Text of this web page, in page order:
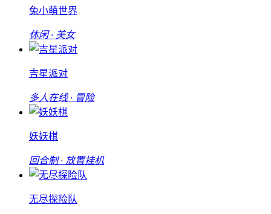
兔小萌世界
休闲 · 美女
吉星派对
多人在线 · 冒险
妖妖棋
回合制 · 放置挂机
无尽探险队